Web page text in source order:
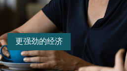
更强劲的经济